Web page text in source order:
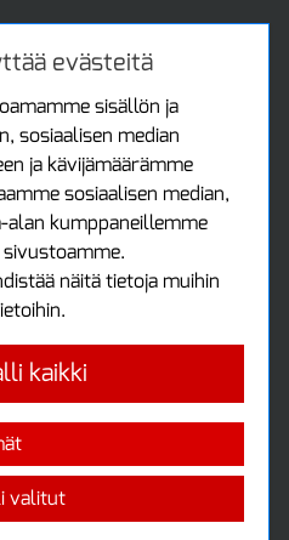
evästeitä
sisällön ja
sosiaalisen median
ja kävijämäärämme
sosiaalisen median,
alan kumppaneillemme
näitä tietoja muihin
kaikki
valitut